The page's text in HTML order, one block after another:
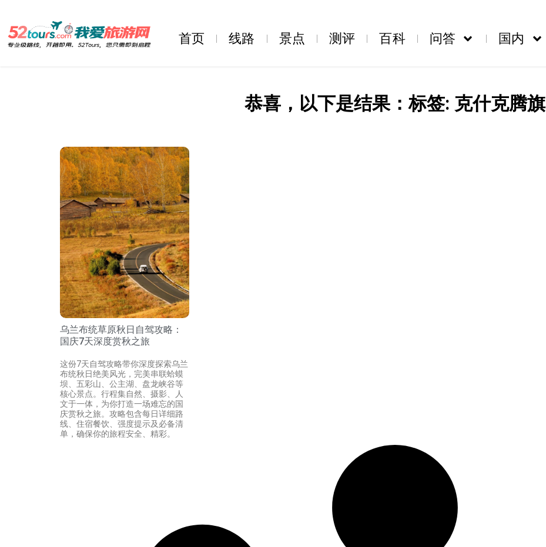
首页 线路 景点 测评 百科 问答 国内
恭喜，以下是结果：标签: 克什克腾旗
乌兰布统草原秋日自驾攻略：
国庆7天深度赏秋之旅
这份7天自驾攻略带你深度探索乌兰
布统秋日绝美风光，完美串联蛤蟆
坝、五彩山、公主湖、盘龙峡谷等
核心景点。行程集自然、摄影、人
文于一体，为你打造一场难忘的国
庆赏秋之旅。攻略包含每日详细路
线、住宿餐饮、强度提示及必备清
单，确保你的旅程安全、精彩。